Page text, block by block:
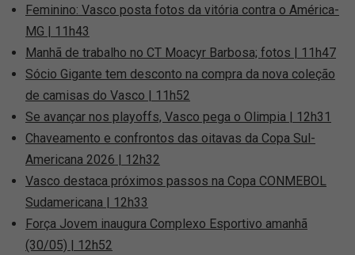
Feminino: Vasco posta fotos da vitória contra o América-
MG | 11h43
Manhã de trabalho no CT Moacyr Barbosa; fotos | 11h47
Sócio Gigante tem desconto na compra da nova coleção
de camisas do Vasco | 11h52
Se avançar nos playoffs, Vasco pega o Olimpia | 12h31
Chaveamento e confrontos das oitavas da Copa Sul-
Americana 2026 | 12h32
Vasco destaca próximos passos na Copa CONMEBOL
Sudamericana | 12h33
Força Jovem inaugura Complexo Esportivo amanhã
(30/05) | 12h52